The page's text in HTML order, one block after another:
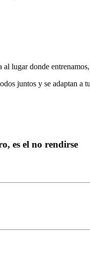
lugar donde
juntos y se adaptan
es el no rendirse